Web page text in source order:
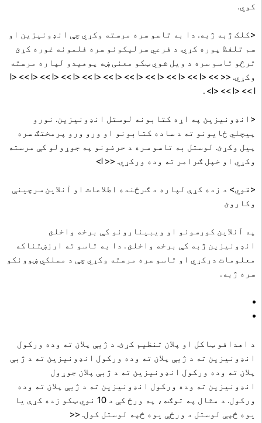
کوي.
<کلک ژبه ژبه. دا به تاسو سره مرسته وکړي چې انډونیزین او
سم تلفظ پوره کړي. د فرعي سرلیکونو سره فلمونه غوره کړئ
ترڅو تاسو سره د ویل شوي ټکو معنی ښه پوهیدو لپاره مرسته
وکړي.
<< l> << l> << l> << l> << l> << l> << l> << l> << l> << l> <<
l> << l> << l>
.
<انډونیزین په اړه کتابونه لوستل انډونیزین. نورو
پیچلي ځایونو ته د ساده کتابونو او ورو ورو پرمختګ سره
پیل وکړئ. لوستل به تاسو سره د حرفونو په جوړولو کې مرسته
وکړي او خپل ګرامر ته وده ورکړي. << l>
<قوي> د زده کړې لپاره د ګرځنده اطلاعات او آنلاین سرچینې
وکاروئ
په آنلاین کورسونو او ویبینارونو کې برخه واخلئ
انډونیزین ژبه کې برخه واخلئ . دا به تاسو ته ارزښتناکه
معلومات درکړي او تاسو سره مرسته وکړي چې د مسلکي ښوونکو
سره ژبه.
د اهدافو ټاکل او پلان تنظیم کړئ. د ژبې پلان ته وده ورکول
انډونیزین ته د ژبې پلان ته وده ورکول انډونیزین ته د ژبې
پلان ته وده ورکول انډونیزین ته د ژبې پلان جوړول
انډونیزین ته وده ورکول انډونیزین ته د ژبې پلان ته وده
ورکول. د مثال په توګه، په ورځ کې د 10 نوي ټکو زده کړې یا
یوه څپې لوستل د ورځې یوه څپه لوستل کول. <<